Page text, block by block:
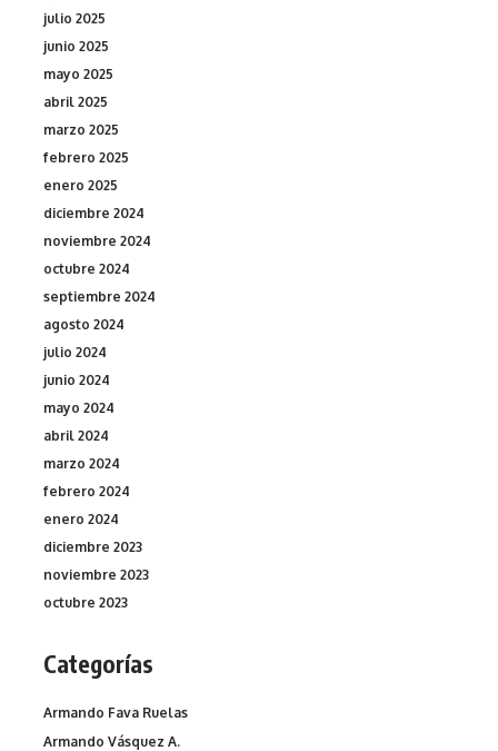
julio 2025
junio 2025
mayo 2025
abril 2025
marzo 2025
febrero 2025
enero 2025
diciembre 2024
noviembre 2024
octubre 2024
septiembre 2024
agosto 2024
julio 2024
junio 2024
mayo 2024
abril 2024
marzo 2024
febrero 2024
enero 2024
diciembre 2023
noviembre 2023
octubre 2023
Categorías
Armando Fava Ruelas
Armando Vásquez A.